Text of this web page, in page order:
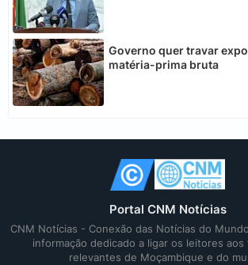
Governo quer travar
matéria-prima bruta
Portal CNM Notícias
CNM Notícias - Conexão das Notícias do
informação dedicado a ligar os leitores aos
relevantes de Moçambique e do